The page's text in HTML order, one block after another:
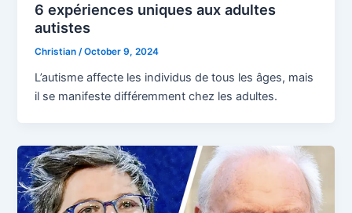
6 expériences uniques aux adultes
autistes
Christian/October 9, 2024
L’autisme affecte les individus de tous les âges, mais
il se manifeste différemment chez les adultes.